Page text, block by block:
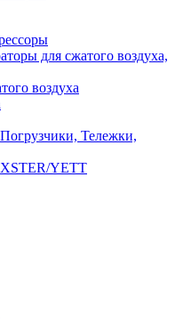
для сжатого воздуха,
воздуха
Тележки,
YETT